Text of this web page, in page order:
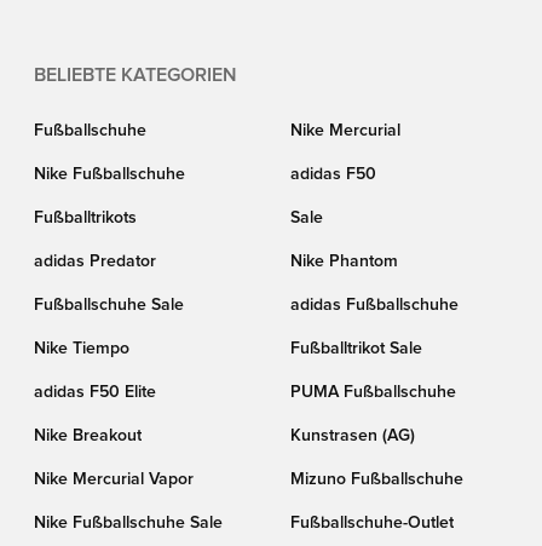
BELIEBTE KATEGORIEN
Fußballschuhe Nike Mercurial
Nike Fußballschuhe adidas F50
Fußballtrikots Sale
adidas Predator Nike Phantom
Fußballschuhe Sale adidas Fußballschuhe
Nike Tiempo Fußballtrikot Sale
adidas F50 Elite PUMA Fußballschuhe
Nike Breakout Kunstrasen (AG)
Nike Mercurial Vapor Mizuno Fußballschuhe
Nike Fußballschuhe Sale Fußballschuhe-Outlet